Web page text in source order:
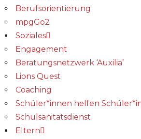
Berufsorientierung
mpgGo2
Soziales
Engagement
Beratungsnetzwerk ‘Auxilia’
Lions Quest
Coaching
Schüler*innen helfen
Schulsanitätsdienst
Eltern